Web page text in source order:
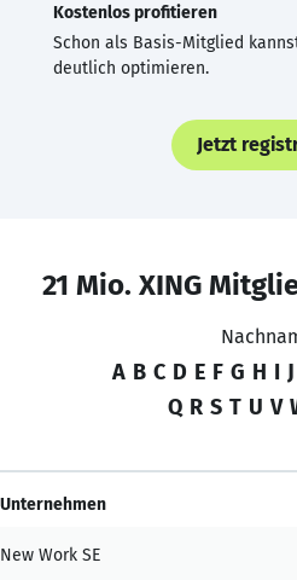
Kostenlos profitieren
Schon als Basis-Mitglied
deutlich optimieren.
Jetzt
21 Mio. XING
A B C D E F G H I J
Q R S T U V
Unternehmen
New Work SE